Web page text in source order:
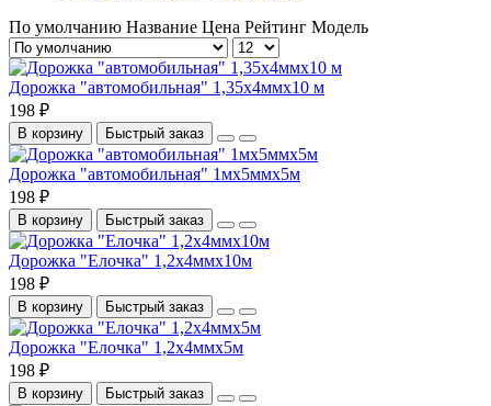
По умолчанию Название Цена Рейтинг Модель
Дорожка "автомобильная" 1,35х4ммх10 м
198 ₽
В корзину Быстрый заказ
Дорожка "автомобильная" 1мх5ммх5м
198 ₽
В корзину Быстрый заказ
Дорожка "Елочка" 1,2х4ммх10м
198 ₽
В корзину Быстрый заказ
Дорожка "Елочка" 1,2х4ммх5м
198 ₽
В корзину Быстрый заказ